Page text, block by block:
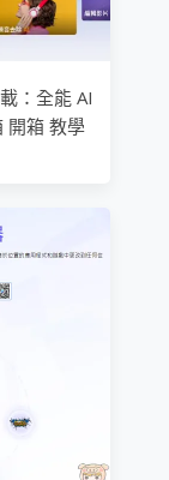
：全能 AI
開箱 教學